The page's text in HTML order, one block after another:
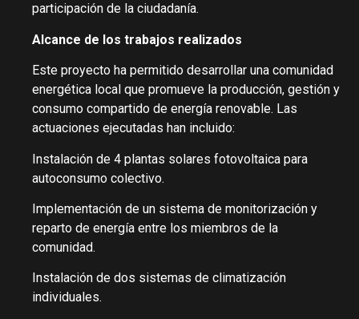
participación de la ciudadanía.
Alcance de los trabajos realizados
Este proyecto ha permitido desarrollar una comunidad
energética local que promueve la producción, gestión y
consumo compartido de energía renovable. Las
actuaciones ejecutadas han incluido:
Instalación de 4 plantas solares fotovoltaica para
autoconsumo colectivo.
Implementación de un sistema de monitorización y
reparto de energía entre los miembros de la
comunidad.
Instalación de dos sistemas de climatización
individuales.